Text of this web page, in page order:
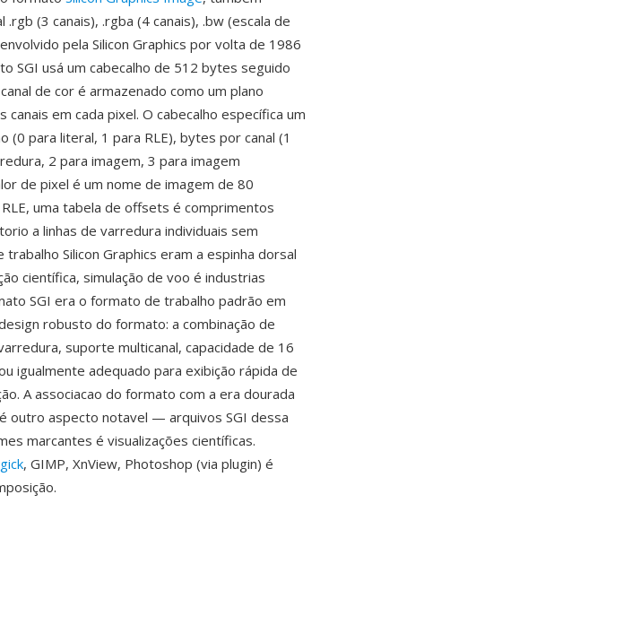
(3 canais), .rgba (4 canais), .bw (escala de
pela Silicon Graphics por volta de 1986
SGI usá um cabecalho de 512 bytes seguido
de cor é armazenado como um plano
em cada pixel. O cabecalho específica um
para literal, 1 para RLE), bytes por canal (1
2 para imagem, 3 para imagem
de pixel é um nome de imagem de 80
uma tabela de offsets é comprimentos
a linhas de varredura individuais sem
Silicon Graphics eram a espinha dorsal
científica, simulação de voo é industrias
SGI era o formato de trabalho padrão em
robusto do formato: a combinação de
suporte multicanal, capacidade de 16
igualmente adequado para exibição rápida de
A associacao do formato com a era dourada
outro aspecto notavel — arquivos SGI dessa
marcantes é visualizações científicas.
, GIMP, XnView, Photoshop (via plugin) é